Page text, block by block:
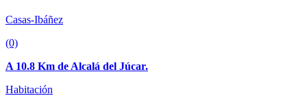
Casas-Ibáñez
(0)
A 10.8 Km de Alcalá del Júcar.
Habitación